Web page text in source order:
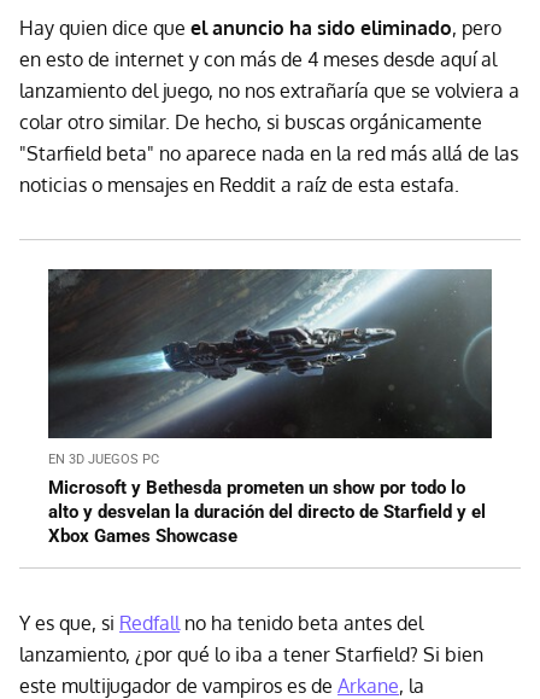
Hay quien dice que el anuncio ha sido eliminado, pero
en esto de internet y con más de 4 meses desde aquí al
lanzamiento del juego, no nos extrañaría que se volviera a
colar otro similar. De hecho, si buscas orgánicamente
"Starfield beta" no aparece nada en la red más allá de las
noticias o mensajes en Reddit a raíz de esta estafa.
EN 3D JUEGOS PC
Microsoft y Bethesda prometen un show por todo lo
alto y desvelan la duración del directo de Starfield y el
Xbox Games Showcase
Y es que, si Redfall no ha tenido beta antes del
lanzamiento, ¿por qué lo iba a tener Starfield? Si bien
este multijugador de vampiros es de Arkane, la